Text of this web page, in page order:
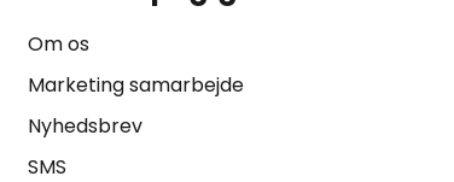
Om os
Marketing samarbejde
Nyhedsbrev
SMS